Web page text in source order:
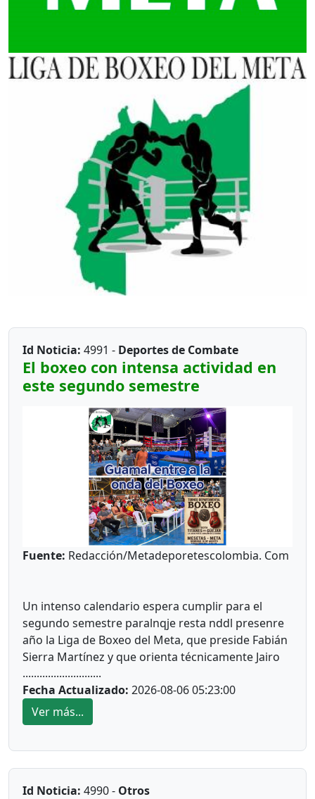
Id Noticia: 4991 - Deportes de Combate
El boxeo con intensa actividad en
este segundo semestre
Fuente: Redacción/Metadeporetescolombia. Com
Un intenso calendario espera cumplir para el
segundo semestre paralnqje resta nddl presenre
año la Liga de Boxeo del Meta, que preside Fabián
Sierra Martínez y que orienta técnicamente Jairo
Lievano Barrientos. Aquí están los cumplidos y por
cumplir:
"Guamal *
El pasado fin de semana se cumplió en el
polideportivo del municipio de Guamaluna
............................
Fecha Actualizado: 2026-08-06 05:23:00
Ver más...
Id Noticia: 4990 - Otros